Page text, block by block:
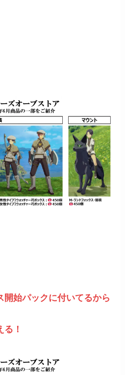
開始パックに付いてるから
！